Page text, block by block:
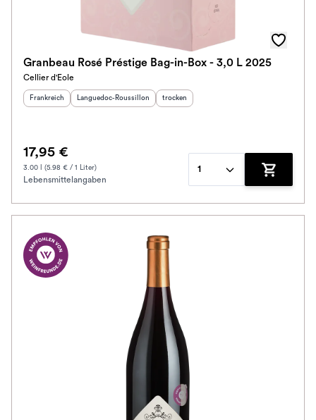
Jahrgang
Im Rewe Handel erhältlich
Granbeau Rosé Préstige Bag-in-Box - 3,0 L 2025
Cellier d'Eole
Herkunftsland
Frankreich Herkunftsregion:
Languedoc-Roussillon Geschmack
trocken
17,95 €
3.00 l (5.98 € / 1 Liter)
Lebensmittelangaben
1
Zum